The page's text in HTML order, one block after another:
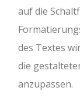
auf die
des Textes
die
anzupassen.